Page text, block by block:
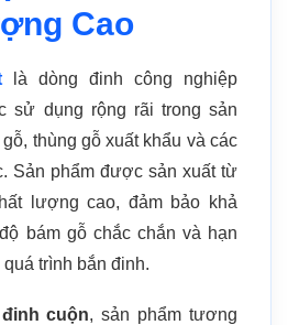
Cao
là dòng đinh công nghiệp
sử dụng rộng rãi trong sản
thùng gỗ xuất khẩu và các
Sản phẩm được sản xuất từ
lượng cao, đảm bảo khả
bám gỗ chắc chắn và hạn
trình bắn đinh.
đinh cuộn, sản phẩm tương